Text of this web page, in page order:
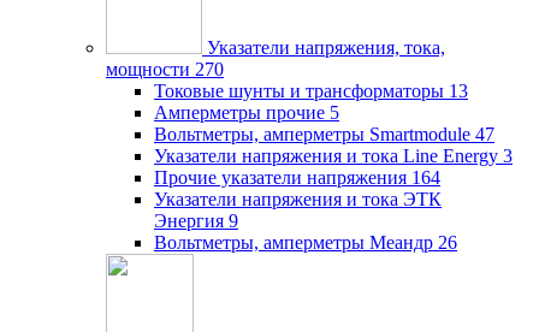
Указатели напряжения, тока,
мощности 270
Токовые шунты и трансформаторы 13
Амперметры прочие 5
Вольтметры, амперметры Smartmodule 47
Указатели напряжения и тока Line Energy 3
Прочие указатели напряжения 164
Указатели напряжения и тока ЭТК
Энергия 9
Вольтметры, амперметры Меандр 26